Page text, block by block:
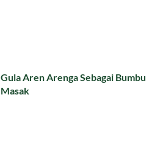
Gula Aren Arenga Sebagai Bumbu
Masak